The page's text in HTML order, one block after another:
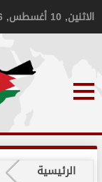
الاثنين, 10 أغسطس, 2026
الرئيسية